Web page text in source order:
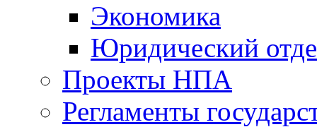
Экономика
Юридический
Проекты НПА
Регламенты